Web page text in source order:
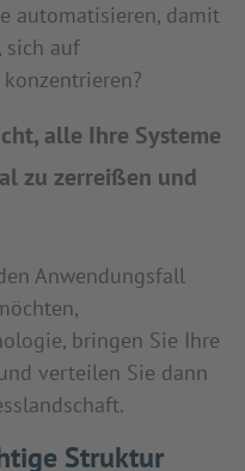
automatisieren, damit
sich auf
alle Ihre Systeme
zu zerreißen und
Anwendungsfall
bringen Sie Ihre
verteilen Sie dann
Struktur